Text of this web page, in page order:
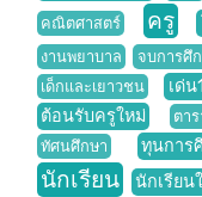
คณิตศาสตร์
ครู
งานพยาบาล จบการศึ
เด็กและเยาวชน เด่น1
ต้อนรับครูใหม่ ตา
ทัศนศึกษา ทุนการ
นักเรียน นักเรียน